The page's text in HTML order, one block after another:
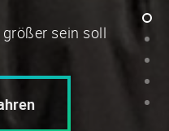
sein soll